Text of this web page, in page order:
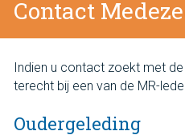
Contact
Indien u contact zoekt met
terecht bij een van de MR-
Oudergeleding